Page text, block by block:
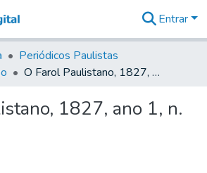
&
Coleções
Tudo na
Digital
Entrar
Periódicos Paulistas
O Farol Paulistano, 1827, ano 1, n. 08
1827, ano 1, n.